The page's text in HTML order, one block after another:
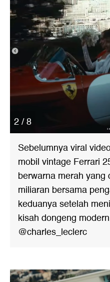
2 / 8
Sebelumnya viral
mobil vintage Ferrari
berwarna merah
miliaran bersama
keduanya setelah
kisah dongeng
@charles_leclerc